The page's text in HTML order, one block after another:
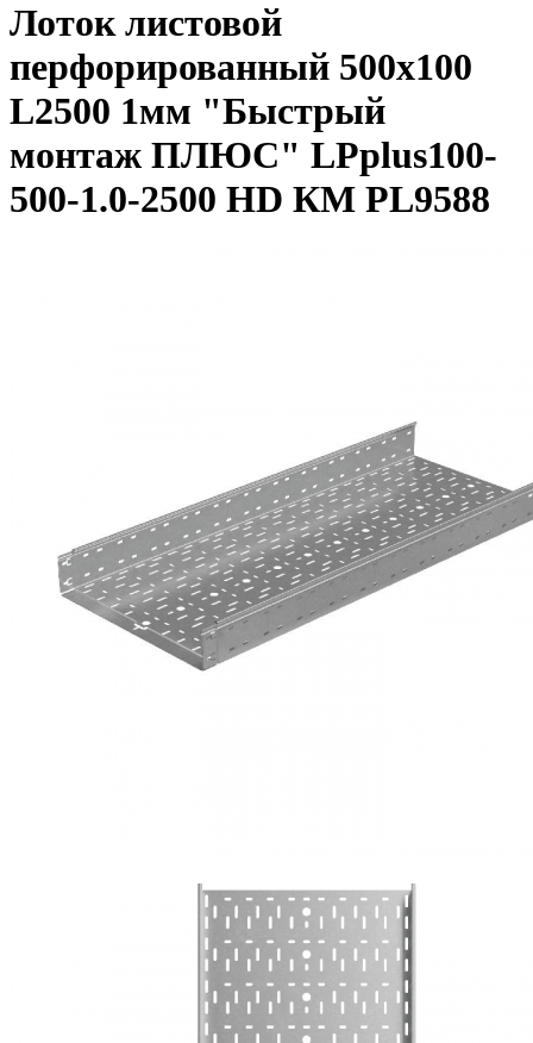
Лоток листовой
перфорированный 500х100
L2500 1мм "Быстрый
монтаж ПЛЮС" LPplus100-
500-1.0-2500 HD КМ PL9588